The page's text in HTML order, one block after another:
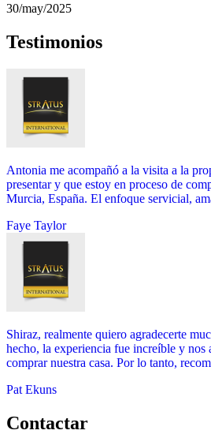
30/may/2025
Testimonios
Antonia me acompañó a la visita a la
presentar y que estoy en proceso de
Murcia, España. El enfoque servicial,
Faye Taylor
Shiraz, realmente quiero agradecerte
hecho, la experiencia fue increíble y nos
comprar nuestra casa. Por lo tanto,
Pat Ekuns
Contactar